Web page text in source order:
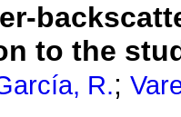
to the
R.;